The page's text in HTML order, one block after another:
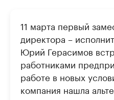
11 марта первый
директора –
Юрий Герасимов
работниками
работе в новых
компания нашла